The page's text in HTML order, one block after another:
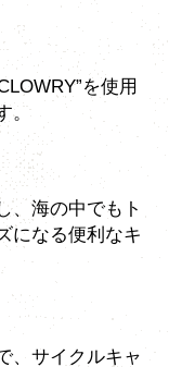
を使用
。
、海の中でもト
になる便利なキ
、サイクルキャ